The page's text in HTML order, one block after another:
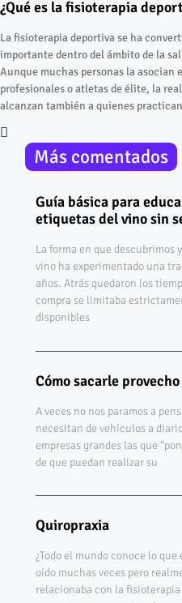
¿Qué es la fisioterapia
La fisioterapia deportiva se ha
importante dentro del ámbito de la
Aunque muchas personas la asocian
profesionales o atletas de élite, la
alcanzan también a quienes
Más comentados
Guía básica para
etiquetas del vino sin
La forma en que descubrimos
vino ha experimentado una
años. Atrás quedaron los
compra se limitaba
disponibles
Cómo sacarle
A veces no nos paramos a
necesitan de vehículos a
empresas grandes las que
de que puedan realizar su
Quiropraxia
¿Todo el mundo conoce lo
oído muchas veces pero
relacionaba con la